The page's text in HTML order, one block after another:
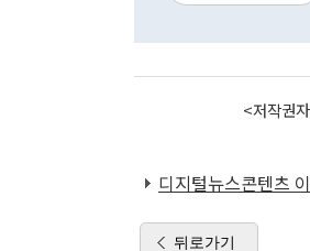
<저작권
디지털뉴스콘텐츠
뒤로가기